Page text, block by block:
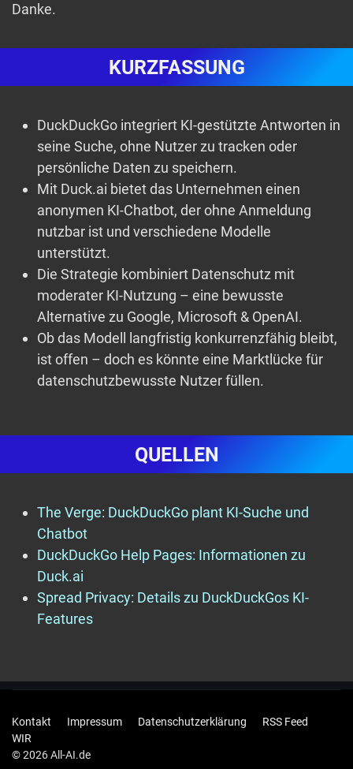
Danke.
KURZFASSUNG
DuckDuckGo integriert KI-gestützte Antworten in
seine Suche, ohne Nutzer zu tracken oder
persönliche Daten zu speichern.
Mit Duck.ai bietet das Unternehmen einen
anonymen KI-Chatbot, der ohne Anmeldung
nutzbar ist und verschiedene Modelle
unterstützt.
Die Strategie kombiniert Datenschutz mit
moderater KI-Nutzung – eine bewusste
Alternative zu Google, Microsoft & OpenAI.
Ob das Modell langfristig konkurrenzfähig bleibt,
ist offen – doch es könnte eine Marktlücke für
datenschutzbewusste Nutzer füllen.
QUELLEN
The Verge: DuckDuckGo plant KI-Suche und
Chatbot
DuckDuckGo Help Pages: Informationen zu
Duck.ai
Spread Privacy: Details zu DuckDuckGos KI-
Features
Kontakt Impressum Datenschutzerklärung
RSS Feed
WIR
© 2026 All-AI.de